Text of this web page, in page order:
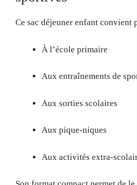
Ce sac déjeuner enfant convient
À l’école primaire
Aux entraînements de
Aux sorties scolaires
Aux pique-niques
Aux activités extra-